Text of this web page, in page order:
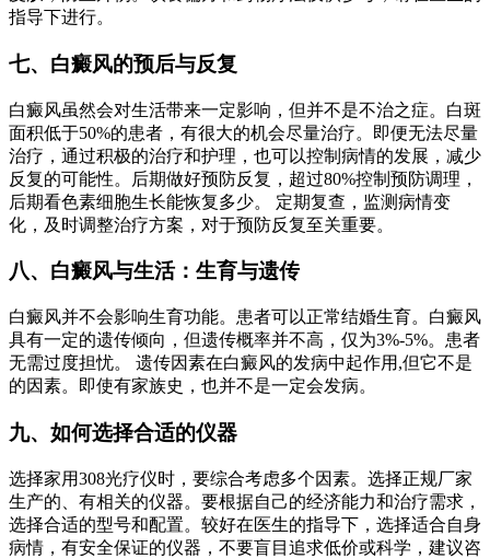
指导下进行。
七、白癜风的预后与反复
白癜风虽然会对生活带来一定影响，但并不是不治之症。白斑
面积低于50%的患者，有很大的机会尽量治疗。即便无法尽量
治疗，通过积极的治疗和护理，也可以控制病情的发展，减少
反复的可能性。后期做好预防反复，超过80%控制预防调理，
后期看色素细胞生长能恢复多少。 定期复查，监测病情变
化，及时调整治疗方案，对于预防反复至关重要。
八、白癜风与生活：生育与遗传
白癜风并不会影响生育功能。患者可以正常结婚生育。白癜风
具有一定的遗传倾向，但遗传概率并不高，仅为3%-5%。患者
无需过度担忧。 遗传因素在白癜风的发病中起作用,但它不是
的因素。即使有家族史，也并不是一定会发病。
九、如何选择合适的仪器
选择家用308光疗仪时，要综合考虑多个因素。选择正规厂家
生产的、有相关的仪器。要根据自己的经济能力和治疗需求，
选择合适的型号和配置。较好在医生的指导下，选择适合自身
病情，有安全保证的仪器，不要盲目追求低价或科学，建议咨